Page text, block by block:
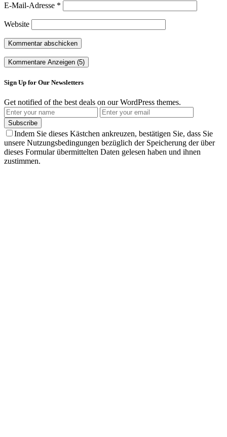
E-Mail-Adresse *
Website
Kommentare Anzeigen (5)
Sign Up for Our Newsletters
Get notified of the best deals on our WordPress themes.
Subscribe
Indem Sie dieses Kästchen ankreuzen, bestätigen Sie, dass Sie
unsere Nutzungsbedingungen bezüglich der Speicherung der über
dieses Formular übermittelten Daten gelesen haben und ihnen
zustimmen.